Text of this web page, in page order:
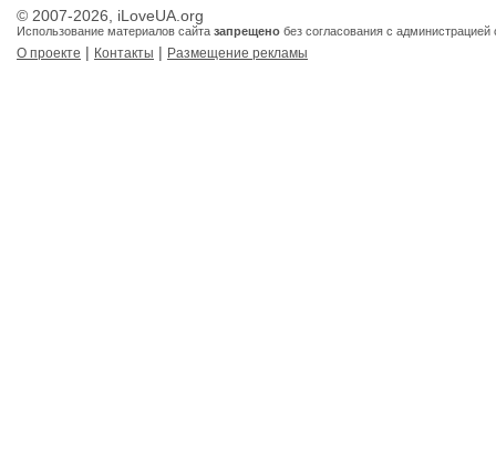
© 2007-2026, iLoveUA.org
Использование материалов сайта запрещено без согласования с администрацией
О проекте | Контакты | Размещение рекламы